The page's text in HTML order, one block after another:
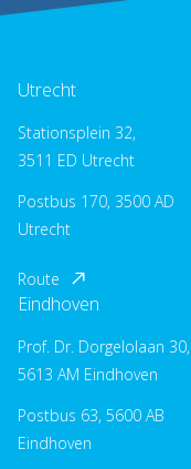
Utrecht
Stationsplein 32,
3511 ED Utrecht
Postbus 170, 3500 AD
Utrecht
Route
Eindhoven
Prof. Dr. Dorgelolaan 30,
5613 AM Eindhoven
Postbus 63, 5600 AB
Eindhoven